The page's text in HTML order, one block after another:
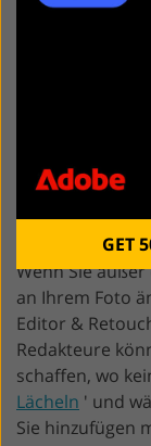
Wenn Sie
an Ihrem Foto
Editor &
Redakteure
schaffen, wo
Lächeln ' und
Sie hinzufügen
GET